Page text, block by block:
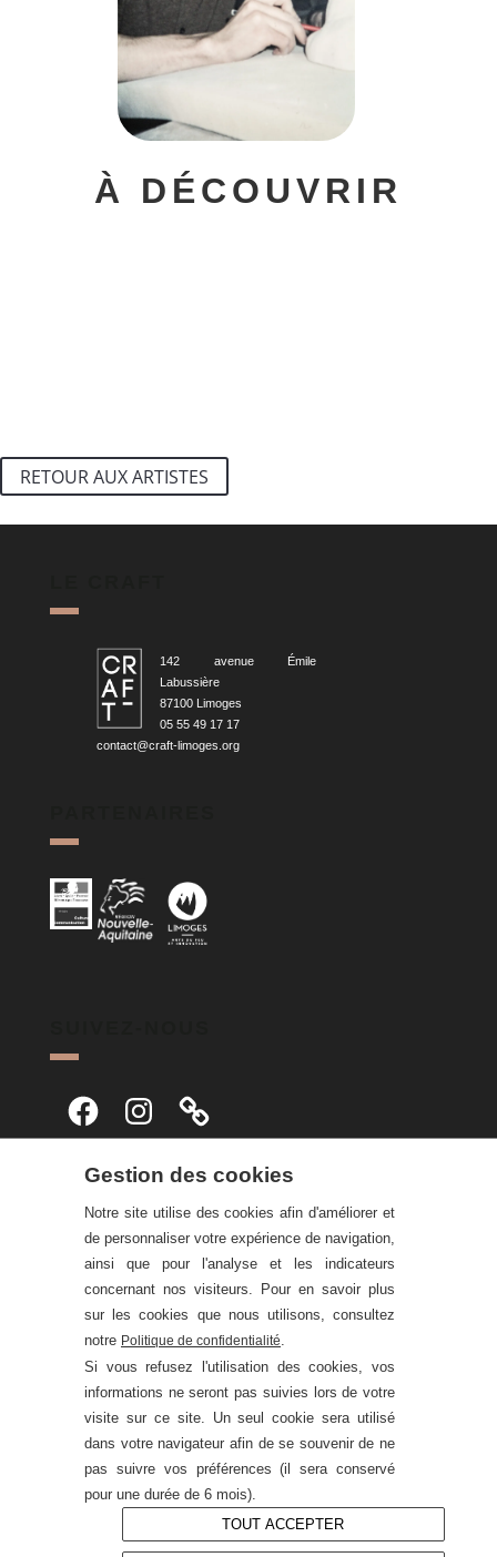
À DÉCOUVRIR
RETOUR AUX ARTISTES
142 avenue Émile
Labussière
87100 Limoges
05 55 49 17 17
contact@craft-limoges.org
Facebook
Instagram
Gestion des cookies
Notre site utilise des cookies afin d'améliorer et
de personnaliser votre expérience de navigation,
ainsi que pour l'analyse et les indicateurs
concernant nos visiteurs. Pour en savoir plus
sur les cookies que nous utilisons, consultez
notre Politique de confidentialité
Si vous refusez l'utilisation des cookies, vos
informations ne seront pas suivies lors de votre
visite sur ce site. Un seul cookie sera utilisé
dans votre navigateur afin de se souvenir de ne
pas suivre vos préférences (il sera conservé
pour une durée de 6 mois).
TOUT ACCEPTER